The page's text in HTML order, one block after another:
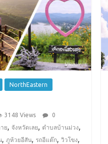
NorthEastern
3148 Views
0
ย, จังหวัดเลย, ตำบลบ้านม่วง,
, ภูห้วยอีสัน, รถอีแต๊ก, วิวโขง,